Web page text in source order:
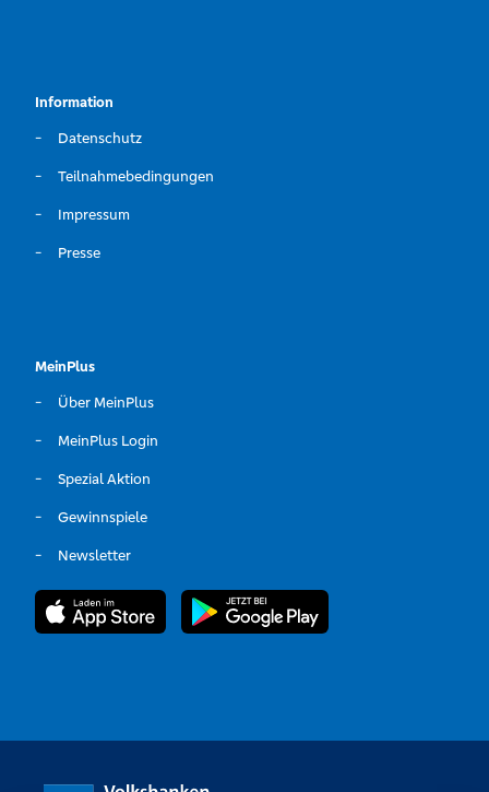
Information
Datenschutz
Teilnahmebedingungen
Impressum
Presse
MeinPlus
Über MeinPlus
MeinPlus Login
Spezial Aktion
Gewinnspiele
Newsletter